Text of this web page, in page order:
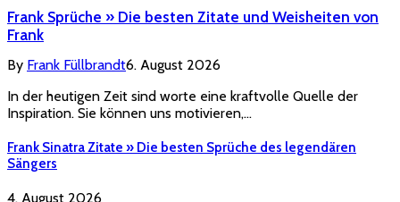
Frank Sprüche » Die besten Zitate und Weisheiten von
Frank
By Frank Füllbrandt6. August 2026
In der heutigen Zeit sind worte eine kraftvolle Quelle der
Inspiration. Sie können uns motivieren,…
Frank Sinatra Zitate » Die besten Sprüche des legendären
Sängers
4. August 2026